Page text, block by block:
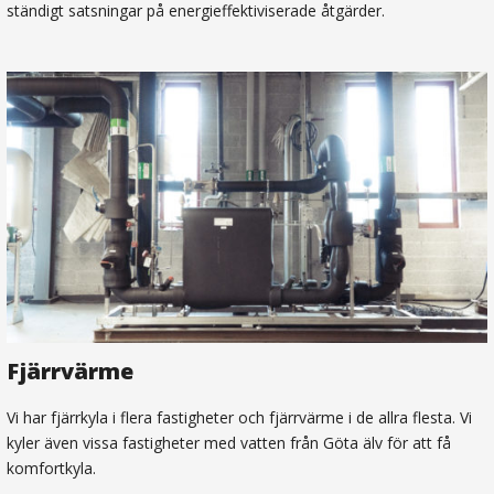
ständigt satsningar på energieffektiviserade åtgärder.
Fjärrvärme
Vi har fjärrkyla i flera fastigheter och fjärrvärme i de allra flesta. Vi
kyler även vissa fastigheter med vatten från Göta älv för att få
komfortkyla.